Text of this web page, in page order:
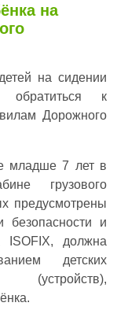
на
на сидении
к
Дорожного
младше 7 лет в
грузового
предусмотрены
безопасности и
ISOFIX, должна
детских